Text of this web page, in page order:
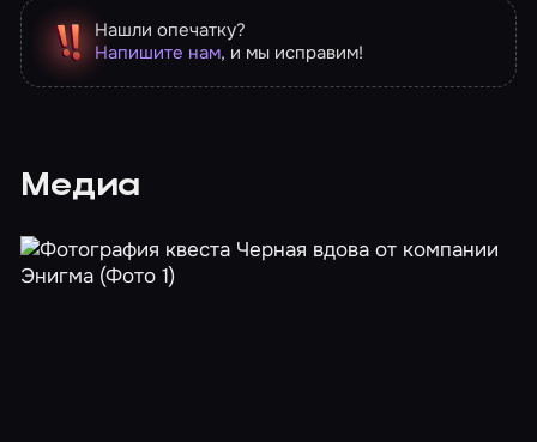
Нашли опечатку?
Напишите нам, и мы исправим!
Медиа